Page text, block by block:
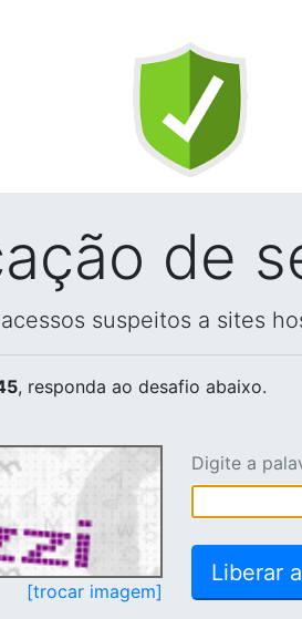
de
suspeitos a sites
, responda ao desafio abaixo.
[trocar imagem]
Digite a